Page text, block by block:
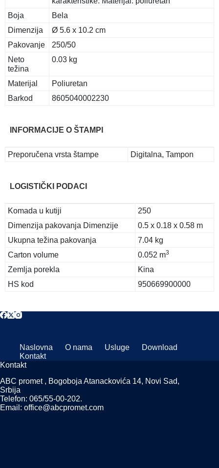
Boja
Bela
Dimenzija
Ø 5.6 x 10.2 cm
Pakovanje
250/50
Neto
težina
0.03 kg
Materijal
Poliuretan
Barkod
8605040002230
INFORMACIJE O ŠTAMPI
Preporučena vrsta štampe Digitalna, Tampon
LOGISTIČKI PODACI
Komada u kutiji
250
Dimenzija pakovanja Dimenzije
0.5 x 0.18 x 0.58 m
Ukupna težina pakovanja
7.04 kg
Carton volume
0.052 m3
Zemlja porekla
Kina
HS kod
950669900000
Naslovna O nama Usluge
Download
Kontakt
Kontakt
ABC promet , Bogoboja Atanackovića 14, Novi Sad,
Srbija
Telefon: 065/55-00-202.
Email: office@abcpromet.com